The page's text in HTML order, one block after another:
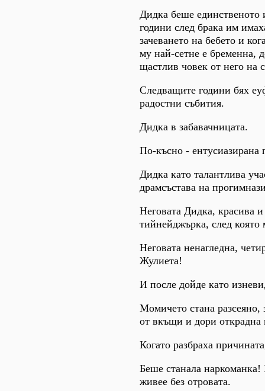
Дидка беше единственото
години след брака им
зачеването на бебето и
му най-сетне е бременна,
щастлив човек от него на
Следващите години бях
радостни събития.
Дидка в забавачницата.
По-късно - ентусиазирана
Дидка като талантлива
драмсъстава на
Неговата Дидка, красива
тийнейджърка, след която
Неговата ненагледна,
Жулиета!
И после дойде като
Момичето стана разсеяно,
от вкъщи и дори открадна
Когато разбраха
Беше станала
живее без отровата.